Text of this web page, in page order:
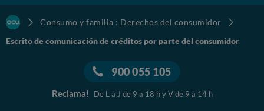
(Fecha y firma)
Descargar documento
Administración Concursal de Dentix
Consumo y familia : Derechos del consumidor
Escrito de comunicación de créditos por parte del consumidor
900 055 105
Reclama! De L a J de 9 a 18 h y V de 9 a 14 h